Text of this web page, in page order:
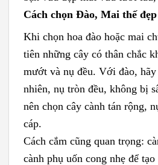
Cách chọn Đào, Mai thế đẹp
Khi chọn hoa đào hoặc mai
tiên những cây có thân chắc
mướt và nụ đều. Với đào,
nhiên, nụ tròn đều, không bị
nên chọn cây cành tán rộng,
cáp.
Cách cắm cũng quan trọng:
cành phụ uốn cong nhẹ để